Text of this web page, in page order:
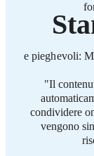
e pieghevoli:
"Il
condividere
vengono